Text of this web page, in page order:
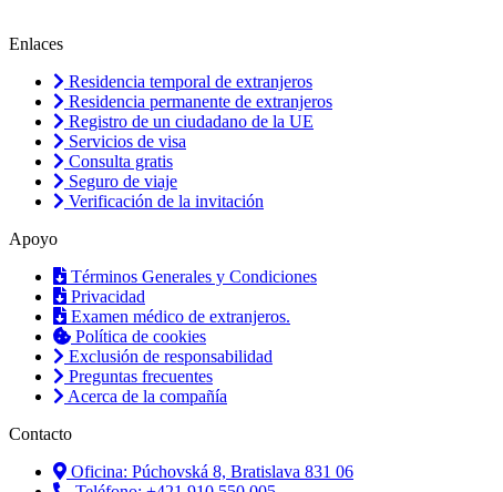
Enlaces
Residencia temporal de extranjeros
Residencia permanente de extranjeros
Registro de un ciudadano de la UE
Servicios de visa
Consulta gratis
Seguro de viaje
Verificación de la invitación
Apoyo
Términos Generales y Condiciones
Privacidad
Examen médico de extranjeros.
Política de cookies
Exclusión de responsabilidad
Preguntas frecuentes
Acerca de la compañía
Contacto
Oficina: Púchovská 8, Bratislava 831 06